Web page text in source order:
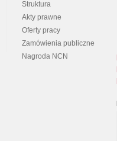
Struktura
Akty prawne
Oferty pracy
Zamówienia publiczne
Nagroda NCN